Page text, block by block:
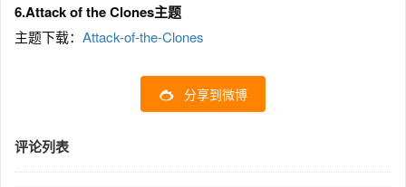
6.Attack of the Clones主题
主题下载： Attack-of-the-Clones
分享到微博
评论列表